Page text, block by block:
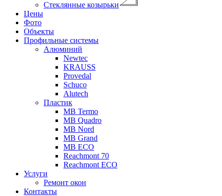
Стеклянные козырьки
Цены
Фото
Объекты
Профильные системы
Алюминий
Newtec
KRAUSS
Provedal
Schuco
Аlutech
Пластик
MB Termo
MB Quadro
MB Nord
MB Grand
MB ECO
Reachmont 70
Reachmont ECO
Услуги
Ремонт окон
Контакты